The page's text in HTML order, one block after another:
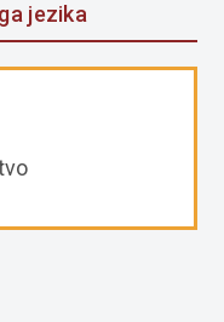
jezika